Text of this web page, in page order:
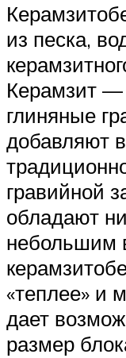
из песка,
Керамзит —
глиняные
добавляют
гравийной
обладают
небольшим
«теплее» и
дает
размер